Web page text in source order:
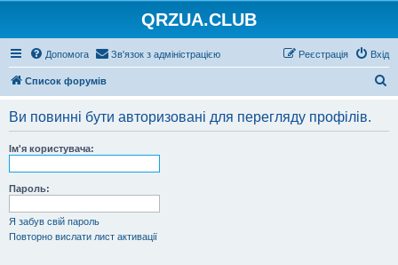
QRZUA.CLUB
Допомога Зв'язок з адміністрацією Вхід
Реєстрація
Список форумів
Ви повинні бути авторизовані для перегляду профілів.
Ім'я користувача:
Пароль:
Я забув свій пароль
Повторно вислати лист активації